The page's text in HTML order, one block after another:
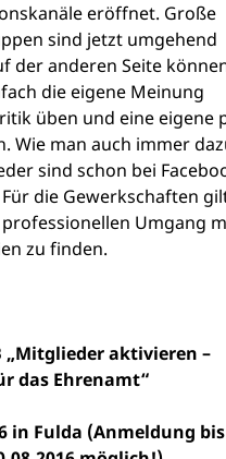
eröffnet. Große
sind jetzt umgehend
der anderen Seite
die eigene Meinung
üben und eine eigene
Wie man auch immer
sind schon bei
die Gewerkschaften
Umgang
zu finden.
„Mitglieder aktivieren –
das Ehrenamt“
in Fulda (Anmeldung bis